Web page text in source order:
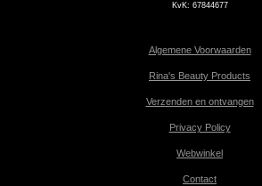
KvK: 67844677
Algemene Voorwaarden
Rina's Beauty Products
Verzenden en ontvangen
Privacy Policy
Webwinkel
Contact